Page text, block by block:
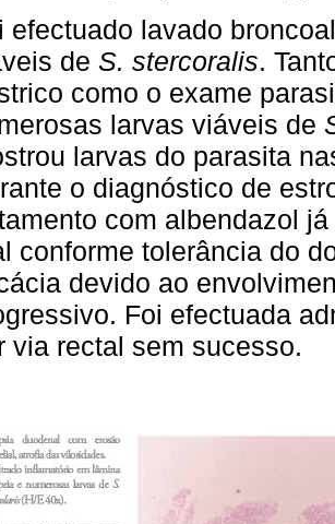
efectuado lavado
de S. stercoralis.
como o exame
larvas viáveis de
larvas do parasita
o diagnóstico de
com albendazol
conforme tolerância do
devido ao
Foi efectuada
via rectal sem sucesso.